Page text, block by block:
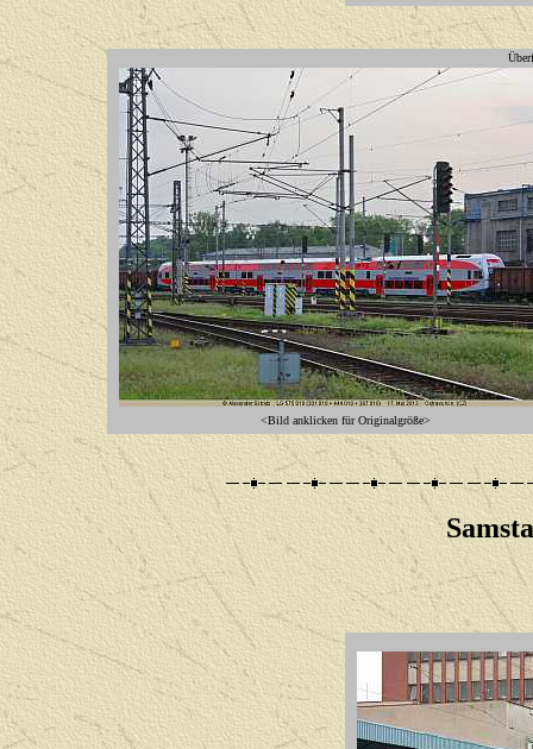
<Bild anklicken für Originalgröße>